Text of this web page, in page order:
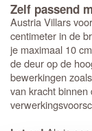
Zelf passend
Austria Villars
centimeter in de
je maximaal 10
de deur op de
bewerkingen
van kracht